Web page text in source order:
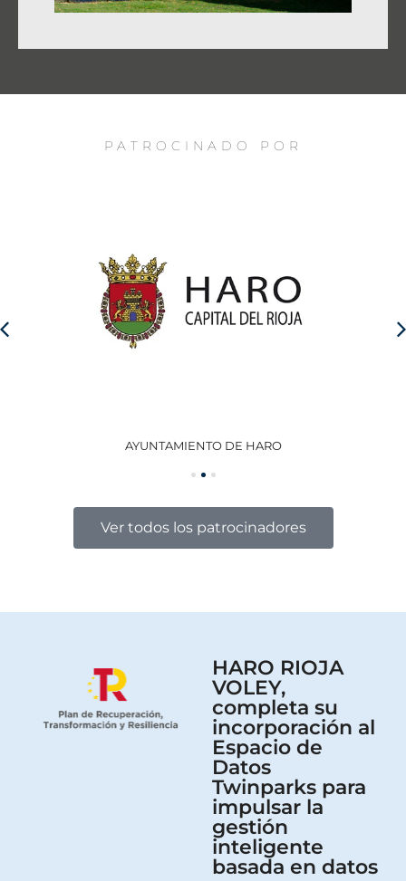
PATROCINADO POR
AYUNTAMIENTO DE HARO
Ver todos los patrocinadores
HARO RIOJA
VOLEY,
completa su
incorporación al
Espacio de
Datos
Twinparks para
impulsar la
gestión
inteligente
basada en datos